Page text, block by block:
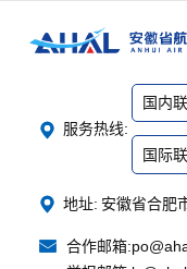
服务热线:
国内
国际
地址: 安徽省合肥
合作邮箱: